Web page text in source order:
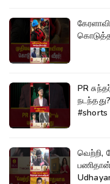
PR
#shorts
வெற்றி,